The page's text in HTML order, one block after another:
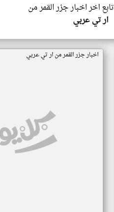
تابع اخر اخبار جزر القمر من
ار تي عربي
اخبار جزر القمر من ار تي عربي